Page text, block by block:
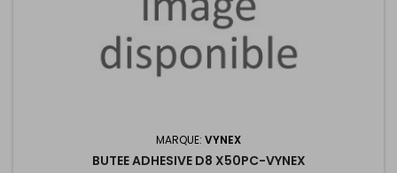
MARQUE: VYNEX
BUTEE ADHESIVE D8 X50PC-VYNEX